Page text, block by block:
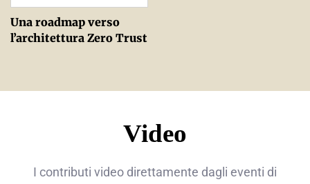
Una roadmap verso
l’architettura Zero Trust
Video
I contributi video direttamente dagli eventi di